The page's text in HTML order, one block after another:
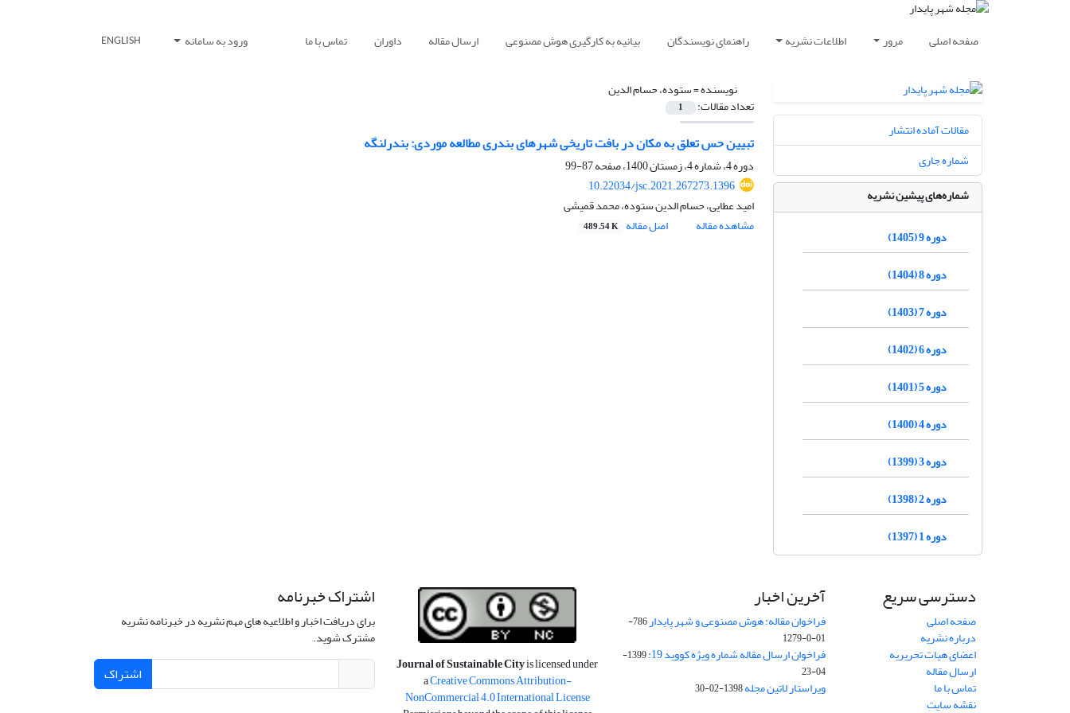
صفحه اصلی مرور اطلاعات نشریه راهنمای نویسندگان بیانیه به کارگیری هوش مصنوعی ارسال مقاله داوران تماس با ما ورود به سامانه ENGLISH
نویسنده =ستوده، حسام الدین
تعداد مقالات: 1
تبیین حس تعلق به مکان در بافت تاریخی شهرهای بندری مطالعه موردی: بندرلنگه
دوره 4، شماره 4، زمستان 1400، صفحه
87-99
10.22034/jsc.2021.267273.1396
امید عطایی، حسام الدین ستوده، محمد قمیشی
مشاهده مقاله
اصل مقاله 489.54 K
مقالات آماده انتشار
شماره جاری
شماره‌های پیشین نشریه
دوره 9 (1405)
دوره 8 (1404)
دوره 7 (1403)
دوره 6 (1402)
دوره 5 (1401)
دوره 4 (1400)
دوره 3 (1399)
دوره 2 (1398)
دوره 1 (1397)
دسترسی سریع
صفحه اصلی
درباره نشریه
اعضای هیات تحریریه
ارسال مقاله
تماس با ما
نقشه سایت
آخرین اخبار
فراخوان مقاله: هوش مصنوعی و شهر پایدار
786-
01-0-1279
فراخوان ارسال مقاله شماره ویژه کووید 19:
1399-
04-23
ویراستار لاتین مجله1398-02-30
Journal of Sustainable Cityis licensed under
aCreative Commons Attribution-
NonCommercial 4.0 International License
اشتراک خبرنامه
برای دریافت اخبار و اطلاعیه های مهم نشریه در خبرنامه نشریه
مشترک شوید.
اشتراک